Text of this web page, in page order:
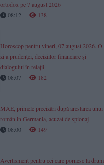
ortodox pe 7 august 2026
08:12
138
Horoscop pentru vineri, 07 august 2026. O
zi a prudenței, deciziilor financiare și
dialogului în relații
08:07
182
MAE, primele precizări după arestarea unui
român în Germania, acuzat de spionaj
08:00
149
Avertisment pentru cei care pornesc la drum